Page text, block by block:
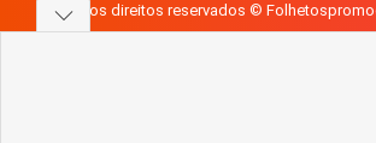
Todos os direitos reservados ©